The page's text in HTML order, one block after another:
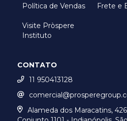
Política de Vendas
Frete e
Visite Pròspere
Instituto
CONTATO
11 950413128
Alameda dos Maracatins,